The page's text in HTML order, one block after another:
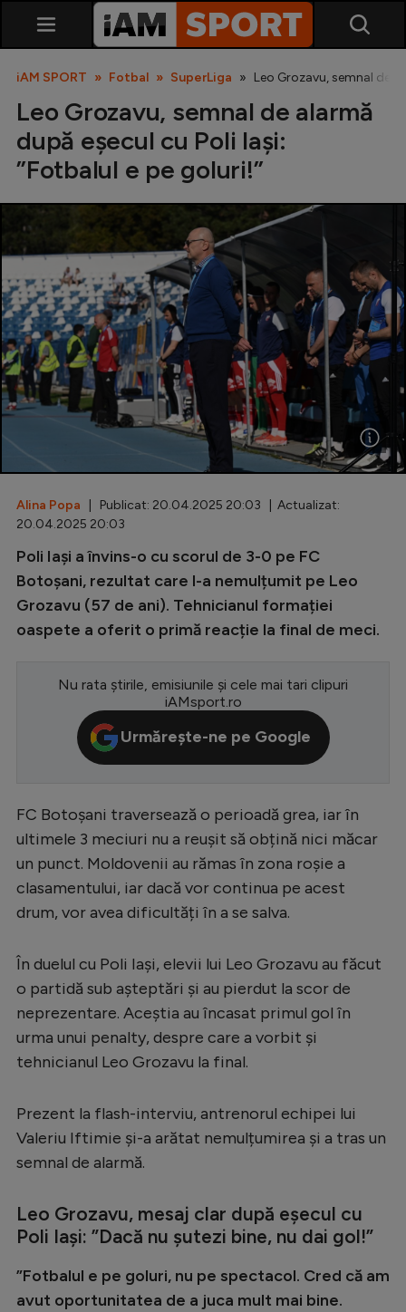
SuperLiga
Liga 2
Cupa României
Echipa Națională
U21
Fotbal feminin
Diverse
Inedit
Champions League
Conference League
CM 2026
Premier League
Serie A
Bundesliga
Ligue 1
Starurile fotbalului
EURO 2024
Stranieri
Clasamente
Tenis
Natație
Formula 1
Gimnastică
iAM SPORT Fotbal SuperLiga Leo Grozavu, semnal de
Leo Grozavu, semnal de alarmă
după eșecul cu Poli Iași:
”Fotbalul e pe goluri!”
Alina Popa | Publicat: 20.04.2025 20:03 | Actualizat:
20.04.2025 20:03
Poli Iași a învins-o cu scorul de 3-0 pe FC
Botoșani, rezultat care l-a nemulțumit pe Leo
Grozavu (57 de ani). Tehnicianul formației
oaspete a oferit o primă reacție la final de meci.
Nu rata știrile, emisiunile și cele mai tari clipuri
iAMsport.ro
Urmărește-ne pe Google
FC Botoșani traversează o perioadă grea, iar în
ultimele 3 meciuri nu a reușit să obțină nici măcar
un punct. Moldovenii au rămas în zona roșie a
clasamentului, iar dacă vor continua pe acest
drum, vor avea dificultăți în a se salva.
În duelul cu Poli Iași, elevii lui Leo Grozavu au făcut
o partidă sub așteptări și au pierdut la scor de
neprezentare. Aceștia au încasat primul gol în
urma unui penalty, despre care a vorbit și
tehnicianul Leo Grozavu la final.
Prezent la flash-interviu, antrenorul echipei lui
Valeriu Iftimie și-a arătat nemulțumirea și a tras un
semnal de alarmă.
Leo Grozavu, mesaj clar după eșecul cu
Poli Iași: ”Dacă nu șutezi bine, nu dai gol!”
”Fotbalul e pe goluri, nu pe spectacol. Cred că am
avut oportunitatea de a juca mult mai bine.